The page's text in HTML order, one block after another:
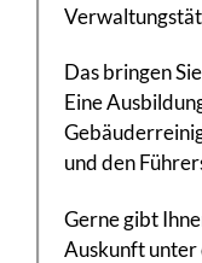
Das bringen
Eine
und den
Gerne gibt
Auskunft